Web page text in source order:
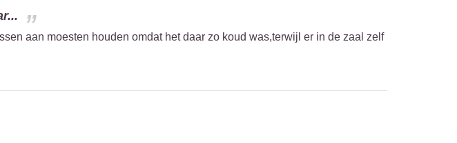
aan moesten houden omdat het daar zo koud was,terwijl er in de zaal zelf